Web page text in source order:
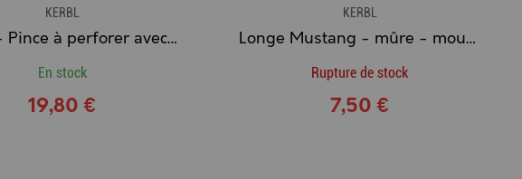
KERBL
KERBL - Pince à perforer avec 6 taille
En stock
19,80 €
KERBL
Longe Mustang - mûre - mousqueto
Rupture de stock
7,50 €